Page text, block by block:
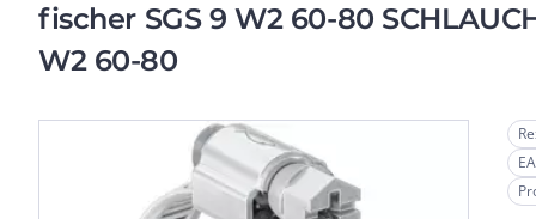
fischer SGS 9 W2 60-80
W2 60-80